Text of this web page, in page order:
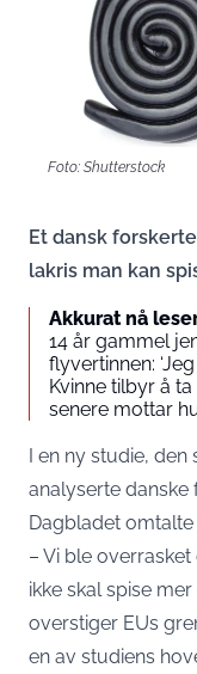
Foto: Shutterstock
Et dansk
lakris man kan
Akkurat nå
14 år gammel
flyvertinnen:
Kvinne tilbyr å
senere mottar
I en ny studie, den
analyserte danske
Dagbladet omtalte
– Vi ble
ikke skal spise
overstiger EUs
en av studiens